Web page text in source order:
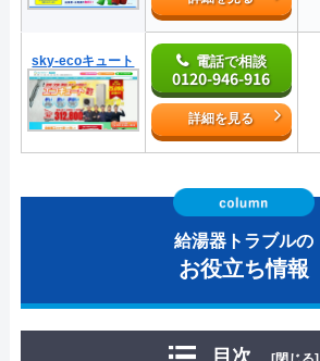
sky-ecoキュート 電話で相談
0120-946-916
詳細を見る
給湯器トラブルの
お役立ち情報
目次